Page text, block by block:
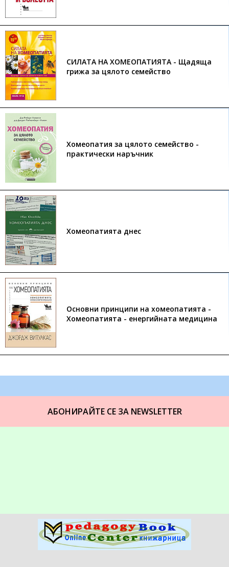
СИЛАТА НА ХОМЕОПАТИЯТА - Щадяща
грижа за цялото семейство
Хомеопатия за цялото семейство -
практически наръчник
Хомеопатията днес
Основни принципи на хомеопатията -
Хомеопатията - енергийната медицина
АБОНИРАЙТЕ СЕ ЗА NEWSLETTER